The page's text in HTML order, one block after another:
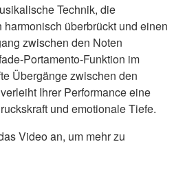
Technik, die
überbrückt und einen
zwischen den Noten
Portamento-Funktion im
Übergänge zwischen den
Ihrer Performance eine
und emotionale Tiefe.
Video an, um mehr zu